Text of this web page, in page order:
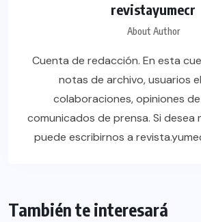
revistayumecr
About Author
Cuenta de redacción. En esta
notas de archivo, usuarios
colaboraciones, opiniones
comunicados de prensa. Si desea
puede escribirnos a
También te interesará